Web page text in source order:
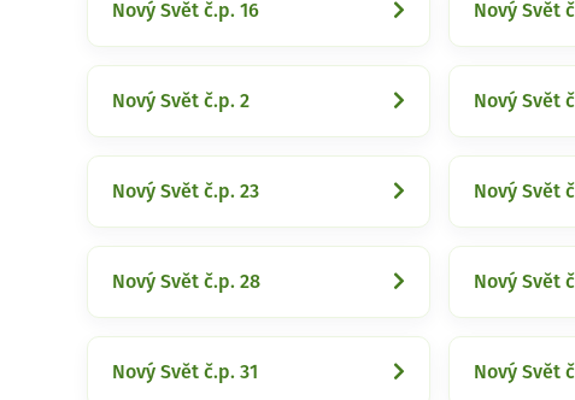
Nový Svět č.p. 16 Nový Svět
Nový Svět č.p. 2 Nový Svět
Nový Svět č.p. 23 Nový Svět
Nový Svět č.p. 28 Nový Svět
Nový Svět č.p. 31 Nový Svět